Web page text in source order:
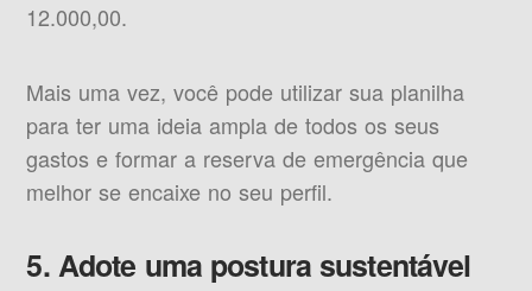
12.000,00.
Mais uma vez, você pode utilizar sua planilha
para ter uma ideia ampla de todos os seus
gastos e formar a reserva de emergência que
melhor se encaixe no seu perfil.
5. Adote uma postura sustentável